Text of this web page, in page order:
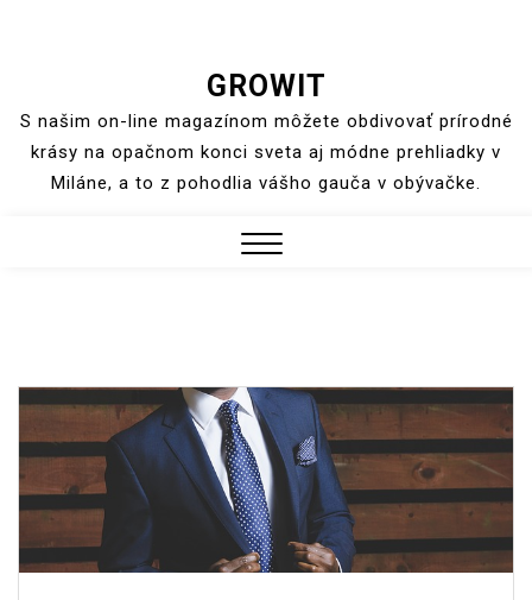
content
GROWIT
S našim on-line magazínom môžete obdivovať prírodné
krásy na opačnom konci sveta aj módne prehliadky v
Miláne, a to z pohodlia vášho gauča v obývačke.